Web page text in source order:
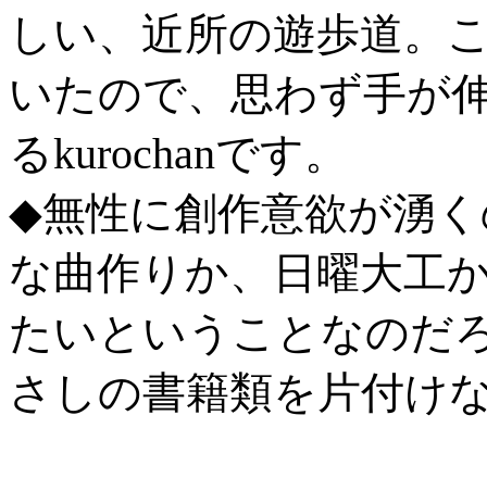
しい、近所の遊歩道。
いたので、思わず手が
るkurochanです。
◆無性に創作意欲が湧
な曲作りか、日曜大工
たいということなのだ
さしの書籍類を片付け